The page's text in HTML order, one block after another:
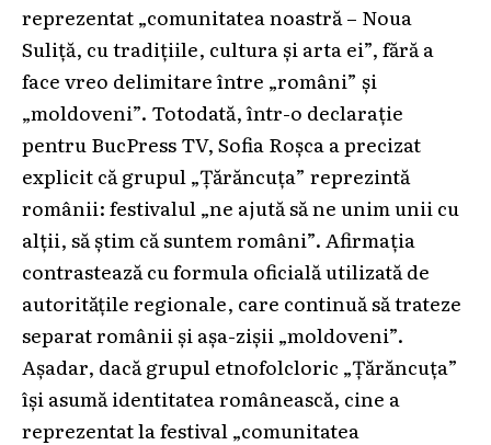
reprezentat „comunitatea noastră – Noua
Suliță, cu tradițiile, cultura și arta ei”, fără a
face vreo delimitare între „români” și
„moldoveni”. Totodată, într-o declarație
pentru BucPress TV, Sofia Roșca a precizat
explicit că grupul „Țărăncuța” reprezintă
românii: festivalul „ne ajută să ne unim unii cu
alții, să știm că suntem români”. Afirmația
contrastează cu formula oficială utilizată de
autoritățile regionale, care continuă să trateze
separat românii și așa-zișii „moldoveni”.
Așadar, dacă grupul etnofolcloric „Țărăncuța”
își asumă identitatea românească, cine a
reprezentat la festival „comunitatea